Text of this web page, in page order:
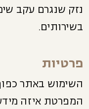
נזק שנגרם עקב
בשירותים.
פרטיות
השימוש באתר
המפרטת איזה